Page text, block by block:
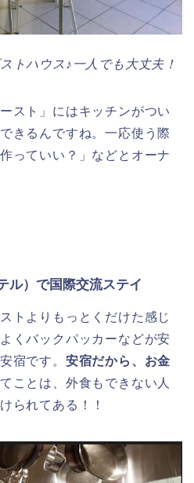
トハウス♪一人でも大丈夫！
スト」にはキッチンがつい
きるんですね。一応使う際
っていい？」などとオーナ
ル）で国際交流ステイ
トよりもっとくだけた感じ
くバックパッカーなどが安
宿です。 安宿だから、お金
ことは、外食もできない人
られてある！！